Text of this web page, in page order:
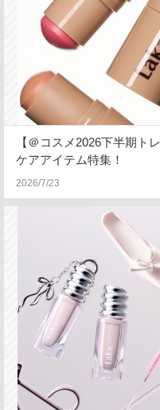
【＠コスメ2026下半期ト
ケアアイテム特集！
2026/7/23